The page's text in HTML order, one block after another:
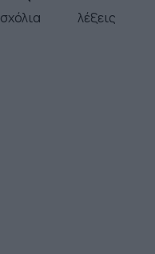
σχόλια λέξεις